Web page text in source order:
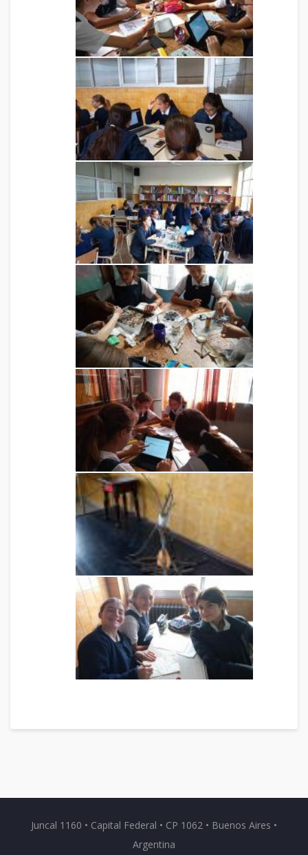
Juncal 1160 • Capital Federal • CP 1062 • Buenos Aires •
Argentina